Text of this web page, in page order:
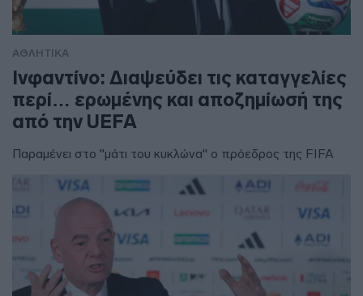
ΑΘΛΗΤΙΚΑ
Ινφαντίνο: Διαψεύδει τις καταγγελίες
περί… ερωμένης και αποζημίωσή της
από την UEFA
Παραμένει στο "μάτι του κυκλώνα" ο πρόεδρος της FIFA